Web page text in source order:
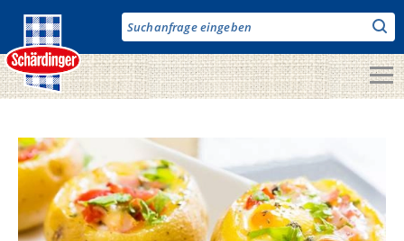
zum
Inhalt
Milch & Co.
Käse
Butter